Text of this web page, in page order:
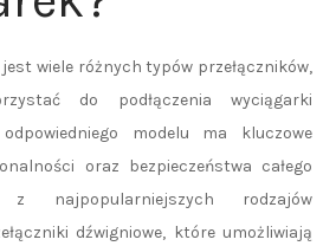
wiele różnych typów przełączników,
do podłączenia wyciągarki
modelu ma kluczowe
oraz bezpieczeństwa całego
z najpopularniejszych rodzajów
dźwigniowe, które umożliwiają